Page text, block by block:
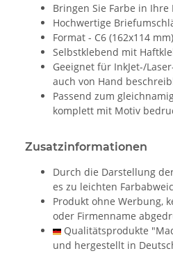
Bringen Sie Farbe in Ihre
Hochwertige
Format - C6 (162x114 mm)
Selbstklebend mit
Geeignet für InkJet-/
auch von Hand
Passend zum
komplett mit Motiv
Zusatzinformationen
Durch die Darstellung
es zu leichten
Produkt ohne Werbung,
oder Firmenname
Qualitätsprodukte
und hergestellt in